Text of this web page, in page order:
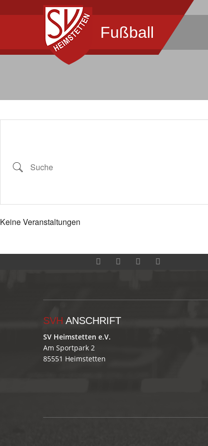
Fußball
Suche
Keine Veranstaltungen
SVH ANSCHRIFT
SV Heimstetten e.V.
Am Sportpark 2
85551 Heimstetten